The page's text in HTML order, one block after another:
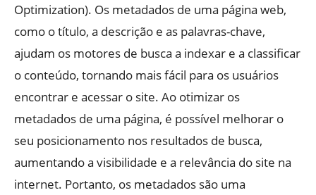
Optimization). Os metadados de uma página web,
como o título, a descrição e as palavras-chave,
ajudam os motores de busca a indexar e a classificar
o conteúdo, tornando mais fácil para os usuários
encontrar e acessar o site. Ao otimizar os
metadados de uma página, é possível melhorar o
seu posicionamento nos resultados de busca,
aumentando a visibilidade e a relevância do site na
internet. Portanto, os metadados são uma